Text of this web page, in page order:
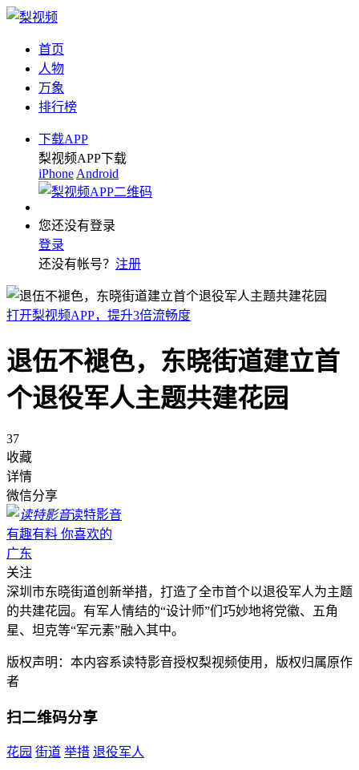
首页
人物
万象
排行榜
下载APP
梨视频APP下载
iPhone Android
您还没有登录
登录
还没有帐号？ 注册
打开梨视频APP，提升3倍流畅度
退伍不褪色，东晓街道建立首
个退役军人主题共建花园
37
收藏
详情
微信分享
读特影音
有趣有料 你喜欢的
广东
关注
深圳市东晓街道创新举措，打造了全市首个以退役军人为主题
的共建花园。有军人情结的“设计师”们巧妙地将党徽、五角
星、坦克等“军元素”融入其中。
版权声明：本内容系读特影音授权梨视频使用，版权归属原作
者
扫二维码分享
花园 街道 举措 退役军人